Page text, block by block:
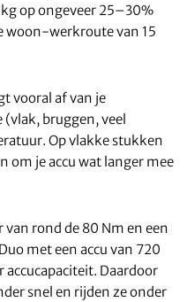
op ongeveer 25–30%
woon-werkroute van 15
vooral af van je
bruggen, veel
Op vlakke stukken
om je accu wat langer mee
rond de 80 Nm en een
met een accu van 720
Daardoor
snel en rijden ze onder